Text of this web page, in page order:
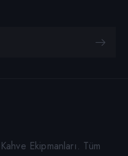
Ekipmanları. Tüm